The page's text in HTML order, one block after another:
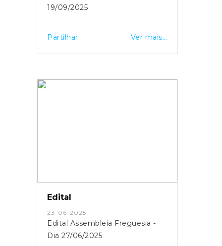
19/09/2025
Partilhar Ver mais...
Edital
23-06-2025
Edital Assembleia Freguesia -
Dia 27/06/2025